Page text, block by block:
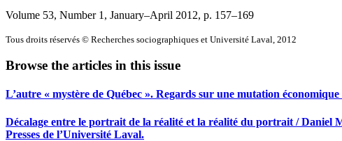
Volume 53, Number 1, January–April 2012, p. 157–169
Tous droits réservés © Recherches sociographiques et Université Laval, 2012
Browse the articles in this issue
L’autre « mystère de Québec ». Regards sur une mutation
Décalage entre le portrait de la réalité et la réalité du portrait / Daniel
Presses de l’Université Laval.